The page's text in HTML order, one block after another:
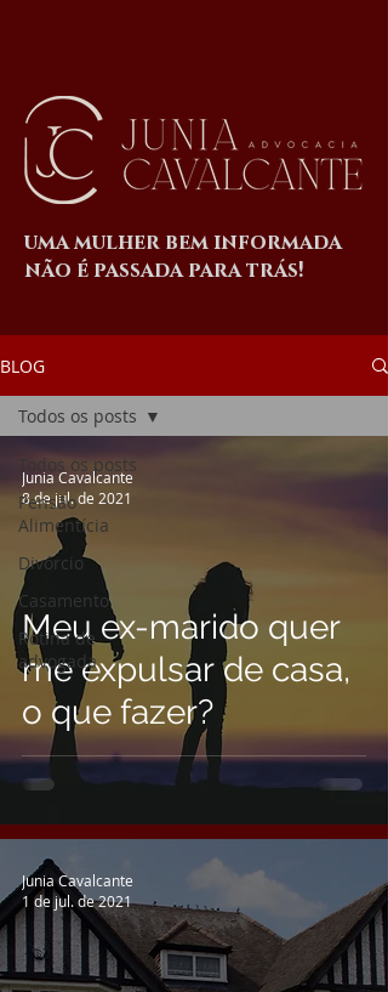
uma mulher bem informada
não é passada para trás!
BLOG
Todos os posts
Pensão
Alimentícia
Divórcio
Casamento
Rotina de
advogada
Todos os posts
Meu ex-marido quer
me expulsar de casa,
o que fazer?
Junia Cavalcante
8 de jul. de 2021
Junia Cavalcante
1 de jul. de 2021